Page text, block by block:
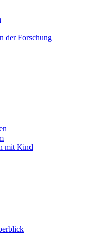
der Forschung
mit Kind